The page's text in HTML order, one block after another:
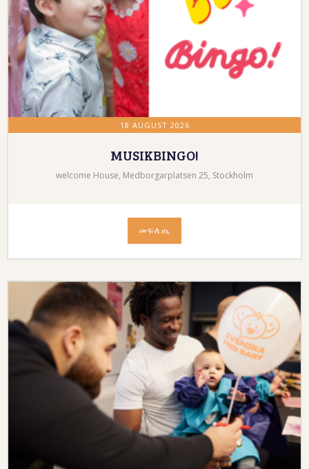
18 AUGUST 2026
MUSIKBINGO!
welcome House, Medborgarplatsen 25, Stockholm
መፍለጢ